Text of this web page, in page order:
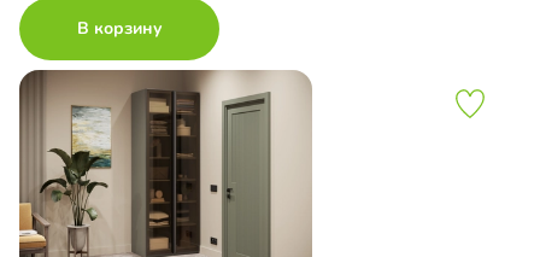
В корзину